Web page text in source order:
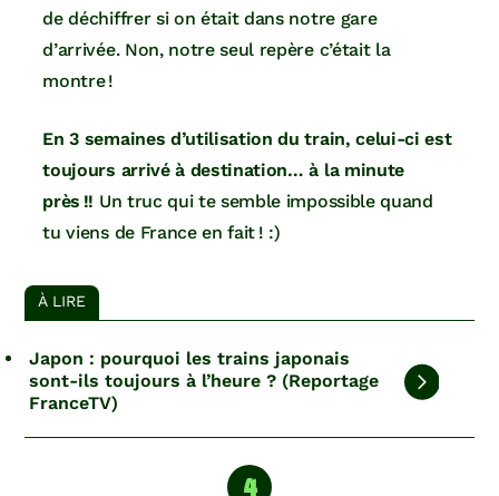
de déchiffrer si on était dans notre gare
d’arrivée. Non, notre seul repère c’était la
montre !
En 3 semaines d’utilisation du train, celui-ci est
toujours arrivé à destination… à la minute
près !! Un truc qui te semble impossible quand
tu viens de France en fait ! :)
À LIRE
Japon : pourquoi les trains japonais
sont-ils toujours à l’heure ? (Reportage
FranceTV)